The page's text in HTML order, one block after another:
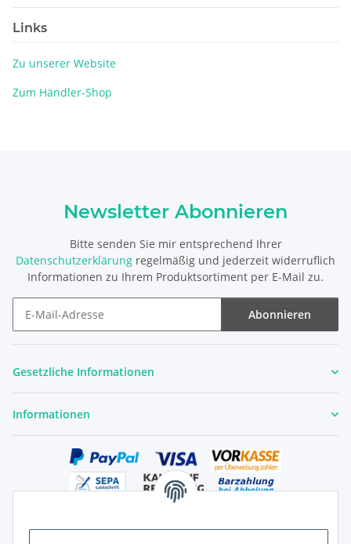
Links
Zu unserer Website
Zum Händler-Shop
Newsletter Abonnieren
Bitte senden Sie mir entsprechend Ihrer
Datenschutzerklärung regelmäßig und jederzeit widerruflich
Informationen zu Ihrem Produktsortiment per E-Mail zu.
Abonnieren
Gesetzliche Informationen
Informationen